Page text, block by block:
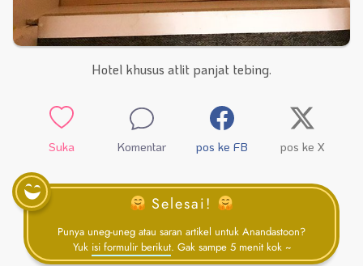
Hotel khusus atlit panjat tebing.
Suka Komentar pos ke FB pos ke X
Selesai!
Punya uneg-uneg atau saran artikel untuk Anandastoon?
Yuk isi formulir berikut. Gak sampe 5 menit kok ~